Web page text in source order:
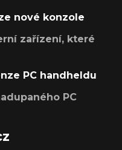
nové konzole
zařízení, které
PC handheldu
PC